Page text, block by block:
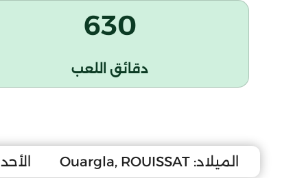
630
دقائق اللعب
الميلاد: Ouargla, ROUISSAT الأحد 14 جويلية 1991